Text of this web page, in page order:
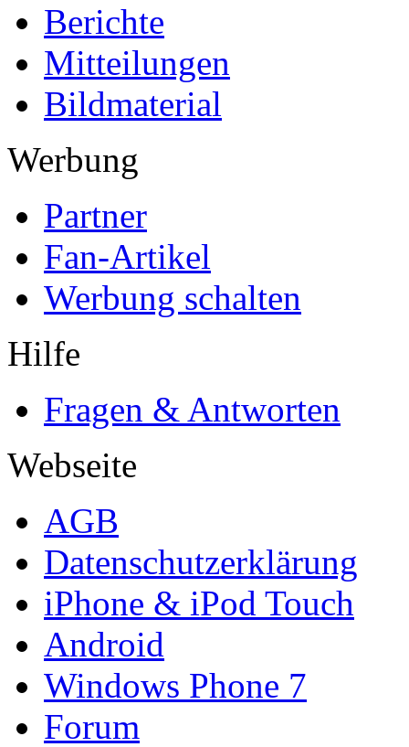
Berichte
Mitteilungen
Bildmaterial
Werbung
Partner
Fan-Artikel
Werbung schalten
Hilfe
Fragen & Antworten
Webseite
AGB
Datenschutzerklärung
iPhone & iPod Touch
Android
Windows Phone 7
Forum